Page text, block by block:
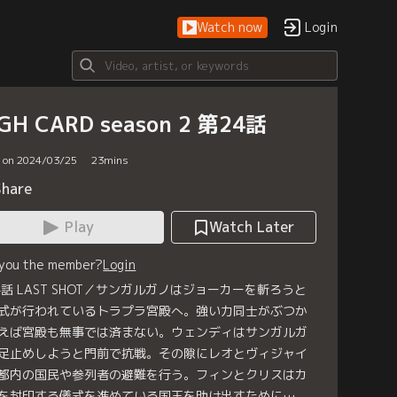
Watch now Login
CARD season 2 第24話
2024/03/25 23mins
Play
Watch Later
the member?Login
LAST SHOT／サンガルガノはジョーカーを斬ろうと
が行われているトラプラ宮殿へ。強い力同士がぶつか
ば宮殿も無事では済まない。ウェンディはサンガルガ
止めしようと門前で抗戦。その隙にレオとヴィジャイ
内の国民や参列者の避難を行う。フィンとクリスはカ